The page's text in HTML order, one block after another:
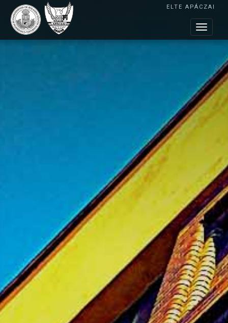
ELTE APÁCZAI